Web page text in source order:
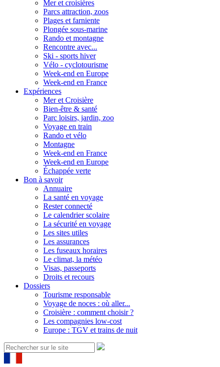
Mer et croisières
Parcs attraction, zoos
Plages et farniente
Plongée sous-marine
Rando et montagne
Rencontre avec...
Ski - sports hiver
Vélo - cyclotourisme
Week-end en Europe
Week-end en France
Expériences
Mer et Croisière
Bien-être & santé
Parc loisirs, jardin, zoo
Voyage en train
Rando et vélo
Montagne
Week-end en France
Week-end en Europe
Échappée verte
Bon à savoir
Annuaire
La santé en voyage
Rester connecté
Le calendrier scolaire
La sécurité en voyage
Les sites utiles
Les assurances
Les fuseaux horaires
Le climat, la météo
Visas, passeports
Droits et recours
Dossiers
Tourisme responsable
Voyage de noces : où aller...
Croisière : comment choisir ?
Les compagnies low-cost
Europe : TGV et trains de nuit